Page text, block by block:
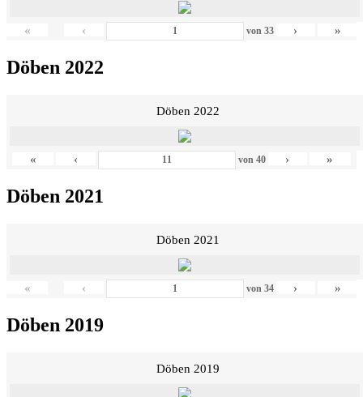
« ‹ von 33 › »
Döben 2022
Döben 2022
« ‹ von 40 › »
Döben 2021
Döben 2021
« ‹ von 34 › »
Döben 2019
Döben 2019